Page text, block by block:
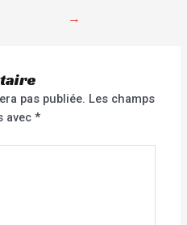
→
pas publiée. Les champs
avec*